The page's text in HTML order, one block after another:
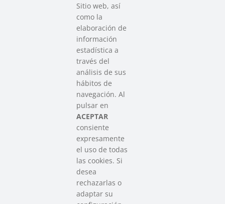
SAREEN SAREA
Asociación que agrupa a las redes
del Tercer Sector Social en Euskadi
Contacto
info@sareensarea.eu
Iparraguirre, 9 lonja – 48009 Bilbao
946 569 230
Sitio web, así
como la
elaboración de
información
estadística a
través del
análisis de sus
hábitos de
navegación. Al
pulsar en
ACEPTAR
consiente
expresamente
el uso de todas
las cookies. Si
desea
rechazarlas o
adaptar su